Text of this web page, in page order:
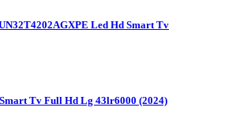
Led Hd Smart Tv
Smart Tv Full Hd Lg 43lr6000 (2024)